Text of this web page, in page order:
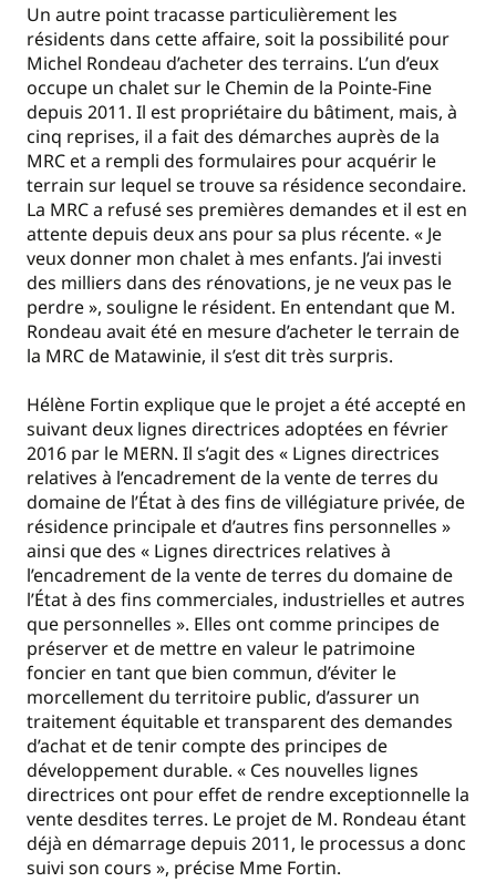
Un autre point tracasse particulièrement les
résidents dans cette affaire, soit la possibilité pour
Michel Rondeau d’acheter des terrains. L’un d’eux
occupe un chalet sur le Chemin de la Pointe-Fine
depuis 2011. Il est propriétaire du bâtiment, mais, à
cinq reprises, il a fait des démarches auprès de la
MRC et a rempli des formulaires pour acquérir le
terrain sur lequel se trouve sa résidence secondaire.
La MRC a refusé ses premières demandes et il est en
attente depuis deux ans pour sa plus récente. « Je
veux donner mon chalet à mes enfants. J’ai investi
des milliers dans des rénovations, je ne veux pas le
perdre », souligne le résident. En entendant que M.
Rondeau avait été en mesure d’acheter le terrain de
la MRC de Matawinie, il s’est dit très surpris.
Hélène Fortin explique que le projet a été accepté en
suivant deux lignes directrices adoptées en février
2016 par le MERN. Il s’agit des « Lignes directrices
relatives à l’encadrement de la vente de terres du
domaine de l’État à des fins de villégiature privée, de
résidence principale et d’autres fins personnelles »
ainsi que des « Lignes directrices relatives à
l’encadrement de la vente de terres du domaine de
l’État à des fins commerciales, industrielles et autres
que personnelles ». Elles ont comme principes de
préserver et de mettre en valeur le patrimoine
foncier en tant que bien commun, d’éviter le
morcellement du territoire public, d’assurer un
traitement équitable et transparent des demandes
d’achat et de tenir compte des principes de
développement durable. « Ces nouvelles lignes
directrices ont pour effet de rendre exceptionnelle la
vente desdites terres. Le projet de M. Rondeau étant
déjà en démarrage depuis 2011, le processus a donc
suivi son cours », précise Mme Fortin.